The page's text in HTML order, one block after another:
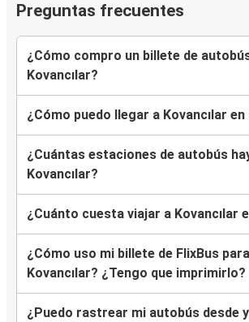
Preguntas frecuentes
¿Cómo compro un billete de
Kovancılar?
¿Cómo puedo llegar a Kovancılar
¿Cuántas estaciones de autobús
Kovancılar?
¿Cuánto cuesta viajar a Kovancılar
¿Cómo uso mi billete de FlixBus
Kovancılar? ¿Tengo que imprimirlo?
¿Puedo rastrear mi autobús desde